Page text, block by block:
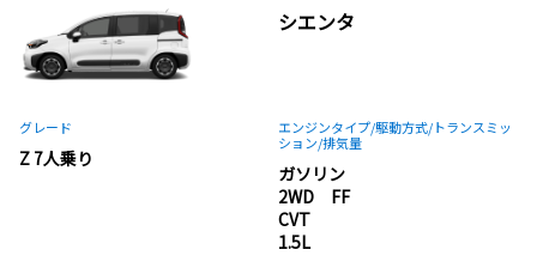
シエンタ
グレード
Z 7人乗り
エンジンタイプ/駆動方式/トランスミッ
ション/排気量
ガソリン
2WD FF
CVT
1.5L